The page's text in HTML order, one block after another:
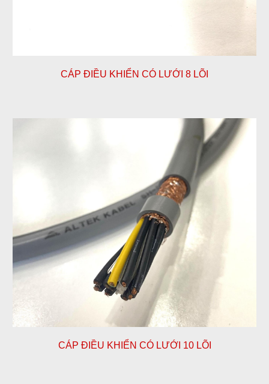
CÁP ĐIỀU KHIỂN CÓ LƯỚI 8 LÕI
CÁP ĐIỀU KHIỂN CÓ LƯỚI 10LÕI